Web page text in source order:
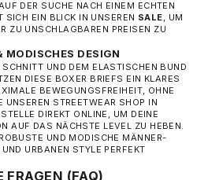
DER SUCHE NACH EINEM ECHTEN
SICH EIN BLICK IN UNSEREN SALE, UM
ZU UNSCHLAGBAREN PREISEN ZU
MODISCHES DESIGN
UND DEM ELASTISCHEN BUND
DIESE BOXER BRIEFS EIN KLARES
BEWEGUNGSFREIHEIT, OHNE
UNSEREN STREETWEAR SHOP IN
DIREKT ONLINE, UM DEINE
AUF DAS NÄCHSTE LEVEL ZU HEBEN.
UND MODISCHE MÄNNER-
URBANEN STYLE PERFEKT
FRAGEN (FAQ)